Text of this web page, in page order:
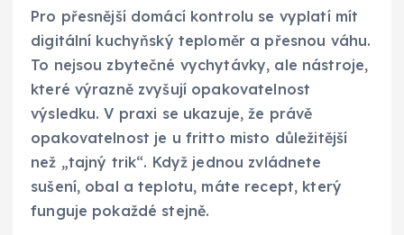
Pro přesnější domácí kontrolu se vyplatí mít
digitální kuchyňský teploměr a přesnou váhu.
To nejsou zbytečné vychytávky, ale nástroje,
které výrazně zvyšují opakovatelnost
výsledku. V praxi se ukazuje, že právě
opakovatelnost je u fritto misto důležitější
než „tajný trik“. Když jednou zvládnete
sušení, obal a teplotu, máte recept, který
funguje pokaždé stejně.